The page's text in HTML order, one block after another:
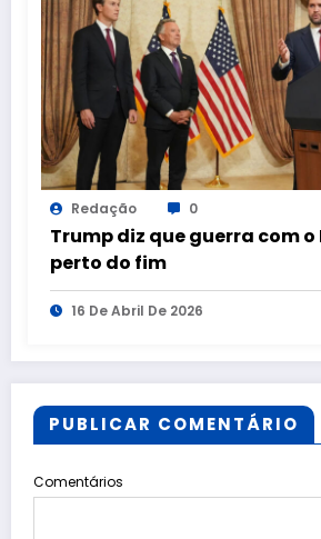
Redação 0
Trump diz que guerra com o
perto do fim
16 De Abril De 2026
PUBLICAR COMENTÁRIO
Comentários